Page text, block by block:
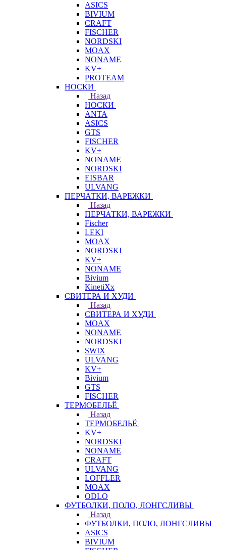
ASICS
BIVIUM
CRAFT
FISCHER
NORDSKI
MOAX
NONAME
KV+
PROTEAM
НОСКИ
Назад
НОСКИ
ANTA
ASICS
GTS
FISCHER
KV+
NONAME
NORDSKI
EISBAR
ULVANG
ПЕРЧАТКИ, ВАРЕЖКИ
Назад
ПЕРЧАТКИ, ВАРЕЖКИ
Fischer
LEKI
MOAX
NORDSKI
KV+
NONAME
Bivium
KinetiXx
СВИТЕРА И ХУДИ
Назад
СВИТЕРА И ХУДИ
MOAX
NONAME
NORDSKI
SWIX
ULVANG
KV+
Bivium
GTS
FISCHER
ТЕРМОБЕЛЬЁ
Назад
ТЕРМОБЕЛЬЁ
KV+
NORDSKI
NONAME
CRAFT
ULVANG
LOFFLER
MOAX
ODLO
ФУТБОЛКИ, ПОЛО, ЛОНГСЛИВЫ
Назад
ФУТБОЛКИ, ПОЛО, ЛОНГСЛИВЫ
ASICS
BIVIUM